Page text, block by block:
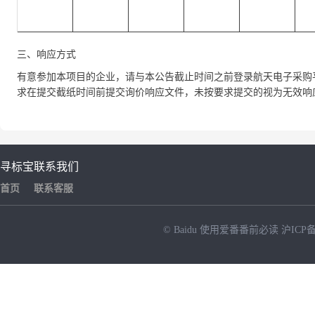
三、响应方式
有意参加本项目的企业，请与本公告截止时间之前登录航天电子采
求在提交截纸时间前提交询价响应文件，未按要求提交的视为无效响
寻标宝
首页
联系我们
联系客服
© Baidu 使用爱番番前必读 沪ICP